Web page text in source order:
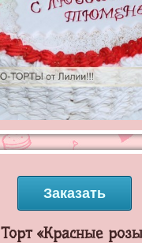
Заказать
Торт «Красные